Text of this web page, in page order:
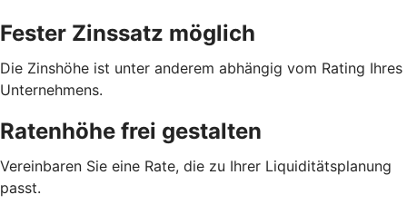
Fester Zinssatz möglich
Die Zinshöhe ist unter anderem abhängig vom Rating Ihres
Unternehmens.
Ratenhöhe frei gestalten
Vereinbaren Sie eine Rate, die zu Ihrer Liquiditätsplanung
passt.